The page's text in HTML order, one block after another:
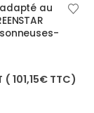
Câble AMS
caméra de
John Deere
prix
309,60€